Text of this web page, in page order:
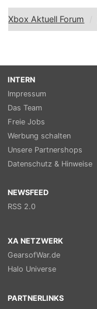
Xbox Aktuell Forum
INTERN
Impressum
Das Team
Freie Jobs
Werbung schalten
Unsere Partnershops
Datenschutz & Hinweise
NEWSFEED
RSS 2.0
XA NETZWERK
GearsofWar.de
Halo Universe
PARTNERLINKS